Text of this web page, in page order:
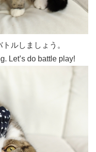
ルしましょう。
Let’s do battle play!